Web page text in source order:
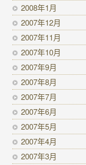
2008年1月
2007年12月
2007年11月
2007年10月
2007年9月
2007年8月
2007年7月
2007年6月
2007年5月
2007年4月
2007年3月